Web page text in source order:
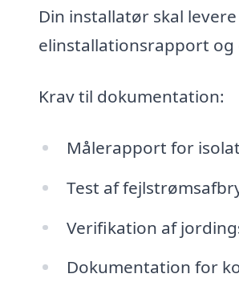
Din installatør skal
elinstallationsrapport
Krav til dokumentation:
Målerapport for
Test af
Verifikation af
Dokumentation for